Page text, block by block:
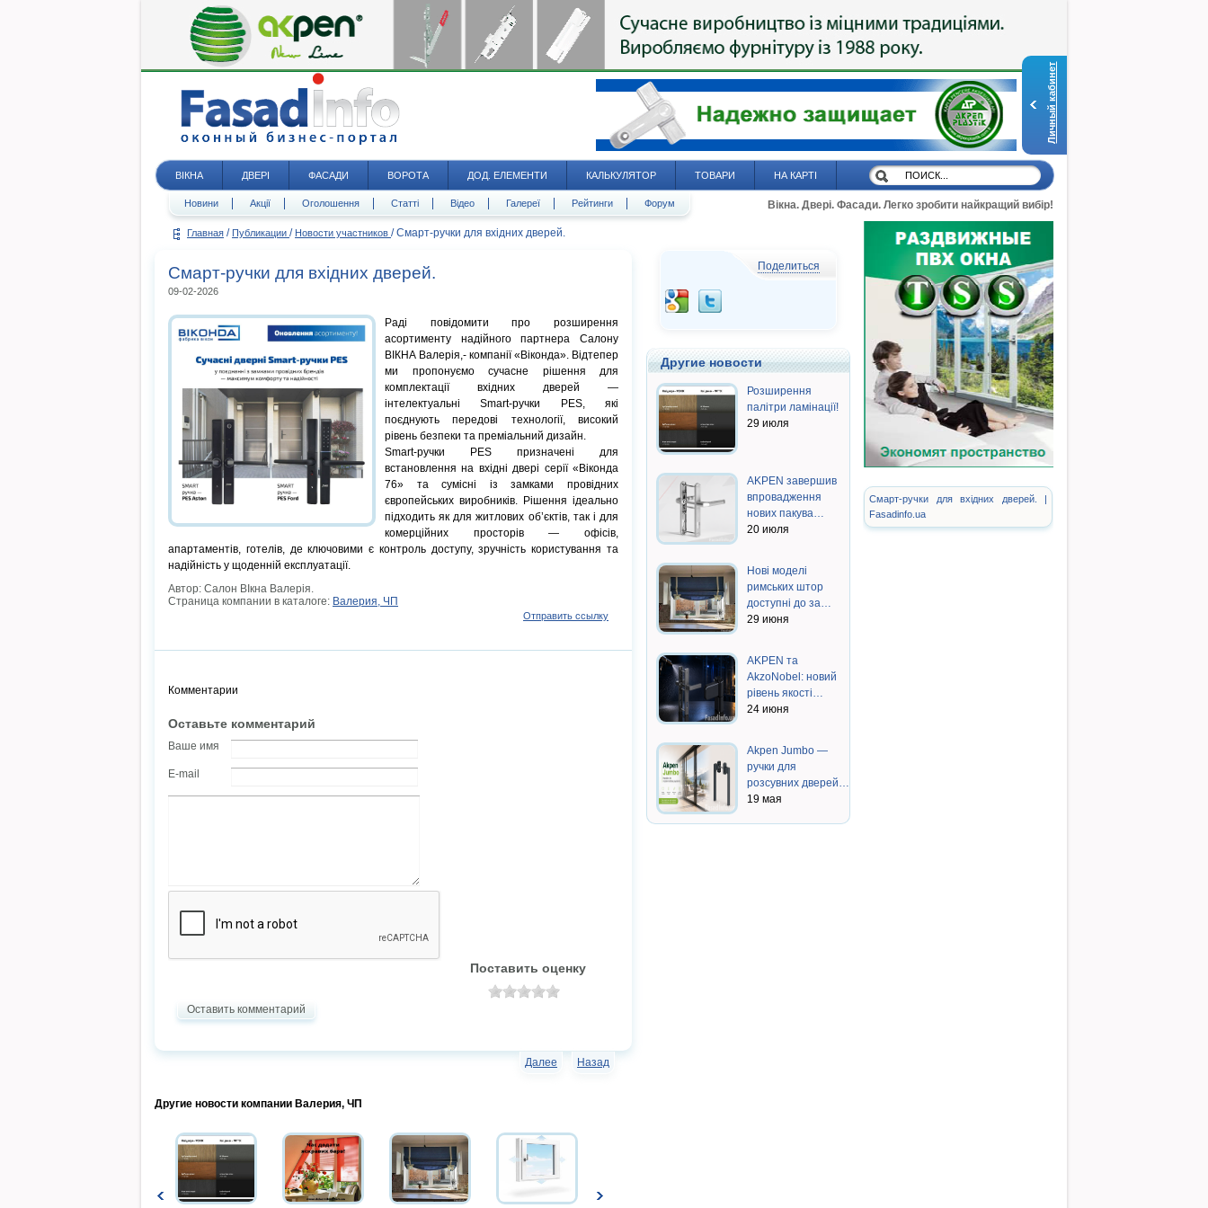
Личный кабинет
ВІКНА ДВЕРІ ФАСАДИ ВОРОТА ДОД. ЕЛЕМЕНТИ КАЛЬКУЛЯТОР ТОВАРИ НА КАРТІ
Новини Акції Оголошення Статті Відео Галереї Рейтинги Форум Вікна. Двері. Фасади. Легко зробити найкращий вибір!
Главная / Публикации / Новости участников / Смарт-ручки для вхідних дверей.
Смарт-ручки для вхідних дверей.
09-02-2026
Раді повідомити про розширення
асортименту надійного партнера Салону
ВІКНА Валерія,- компанії «Віконда». Відтепер
ми пропонуємо сучасне рішення для
комплектації вхідних дверей —
інтелектуальні Smart-ручки PES, які
поєднують передові технології, високий
рівень безпеки та преміальний дизайн.
Smart-ручки PES призначені для
встановлення на вхідні двері серії «Віконда
76» та сумісні із замками провідних
європейських виробників. Рішення ідеально
підходить як для житлових об’єктів, так і для
комерційних просторів — офісів,
апартаментів, готелів, де ключовими є контроль доступу, зручність користування та
надійність у щоденній експлуатації.
Автор: Салон ВIкна Валерія.
Страница компании в каталоге: Валерия, ЧП
Отправить ссылку
Комментарии
Оставьте комментарий
Ваше имя
E-mail
Поставить оценку
Оставить комментарий
Назад
Далее
Другие новости компании Валерия, ЧП
Поделиться
Другие новости
Розширення
палітри ламінації!
29 июля
AKPEN завершив
впровадження
нових пакува…
20 июля
Нові моделі
римських штор
доступні до за…
29 июня
AKPEN та
AkzoNobel: новий
рівень якості…
24 июня
Akpen Jumbo —
ручки для
розсувних дверей…
19 мая
Смарт-ручки для вхідних дверей. |
Fasadinfo.ua